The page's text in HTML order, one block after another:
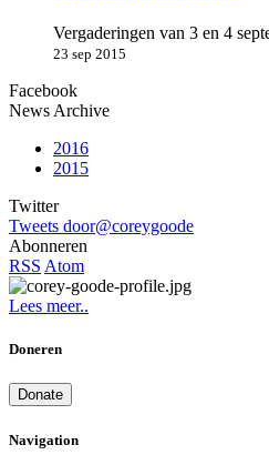
Vergaderingen van 3 en 4
23 sep 2015
Facebook
News Archive
2016
2015
Twitter
Tweets door@coreygoode
Abonneren
RSS Atom
Lees meer..
Doneren
Donate
Navigation